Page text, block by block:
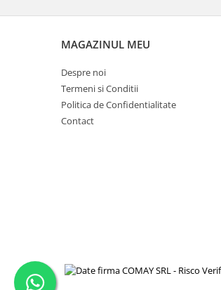
MAGAZINUL MEU
Despre noi
Termeni si Conditii
Politica de Confidentialitate
Contact